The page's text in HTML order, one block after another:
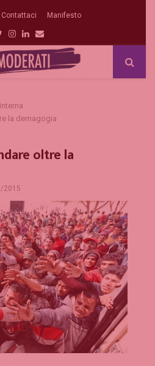
Contattaci Manifesto
Twitter
Instagram
Linkedin
Email
la demagogia
oltre la
2015